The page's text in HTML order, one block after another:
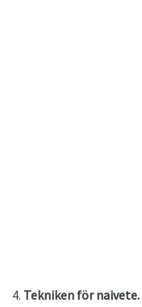
4. Tekniken för naivete.